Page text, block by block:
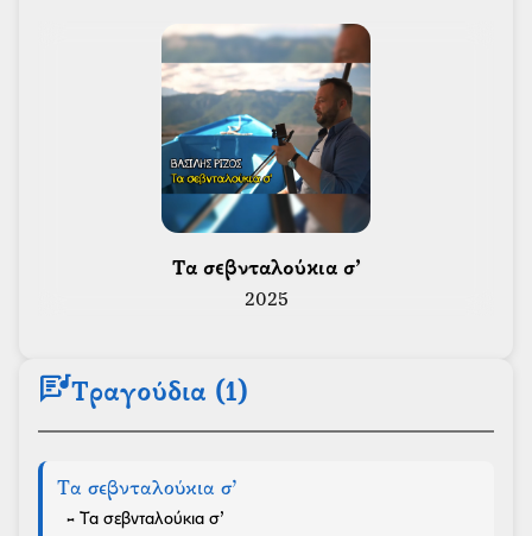
Τα σεβνταλούκια σ’
2025
lyricsΤραγούδια (1)
Τα σεβνταλούκια σ’
- Τα σεβνταλούκια σ’